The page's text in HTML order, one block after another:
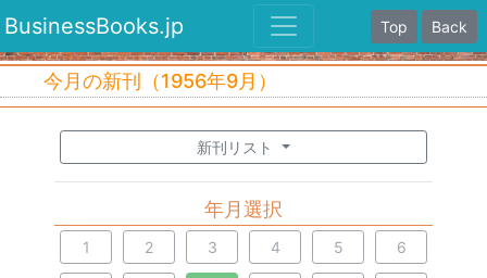
BusinessBooks.jp Top Back
今月の新刊（1956年9月）
新刊リスト
年月選択
1 2 3 4 5 6